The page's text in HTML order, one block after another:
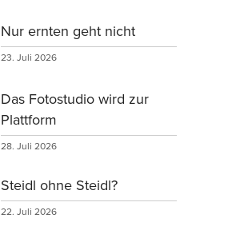
Nur ernten geht nicht
23. Juli 2026
Das Fotostudio wird zur
Plattform
28. Juli 2026
Steidl ohne Steidl?
22. Juli 2026